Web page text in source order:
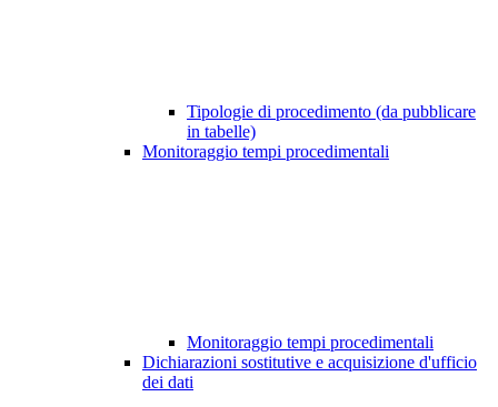
Tipologie di procedimento (da pubblicare
in tabelle)
Monitoraggio tempi procedimentali
Monitoraggio tempi procedimentali
Dichiarazioni sostitutive e acquisizione d'ufficio
dei dati